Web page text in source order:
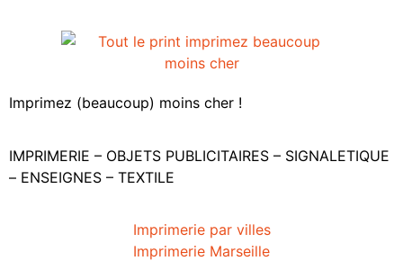
Imprimez (beaucoup) moins cher !
IMPRIMERIE – OBJETS PUBLICITAIRES – SIGNALETIQUE
– ENSEIGNES – TEXTILE
Imprimerie par villes
Imprimerie Marseille